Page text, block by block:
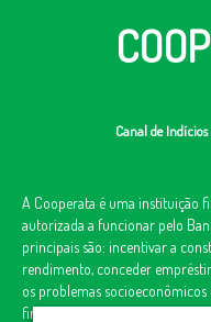
Canal de
A Cooperata é uma instituição
autorizada a funcionar pelo
principais são: incentivar a
rendimento, conceder
os problemas
financeira aos associados e a